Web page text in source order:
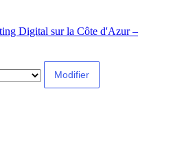
Digital sur la Côte d'Azur –